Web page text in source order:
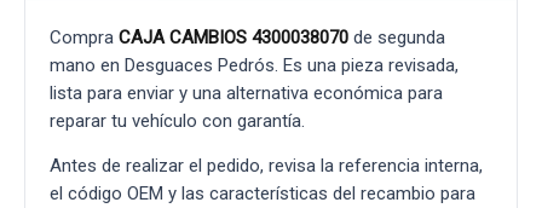
Compra CAJA CAMBIOS 4300038070 de segunda
mano en Desguaces Pedrós. Es una pieza revisada,
lista para enviar y una alternativa económica para
reparar tu vehículo con garantía.
Antes de realizar el pedido, revisa la referencia interna,
el código OEM y las características del recambio para